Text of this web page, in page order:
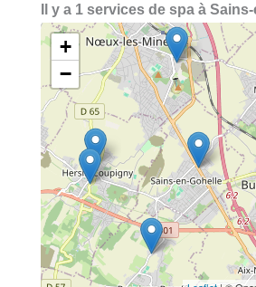
Il y a 1 services de spa à
+
−